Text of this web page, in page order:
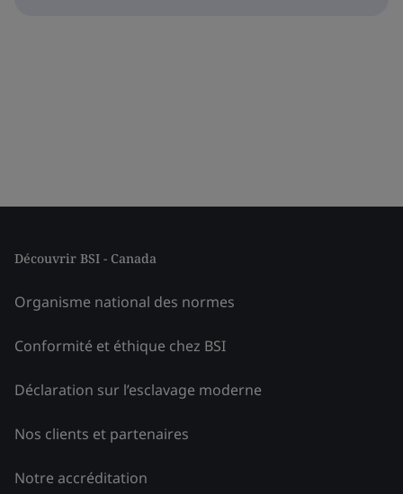
Découvrir BSI - Canada
Organisme national des normes
Conformité et éthique chez BSI
Déclaration sur l’esclavage moderne
Nos clients et partenaires
Notre accréditation